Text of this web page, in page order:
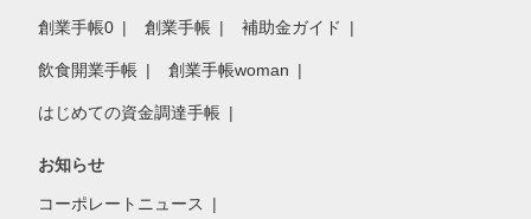
創業手帳0 創業手帳 補助金ガイド
飲食開業手帳 創業手帳woman
はじめての資金調達手帳
お知らせ
コーポレートニュース